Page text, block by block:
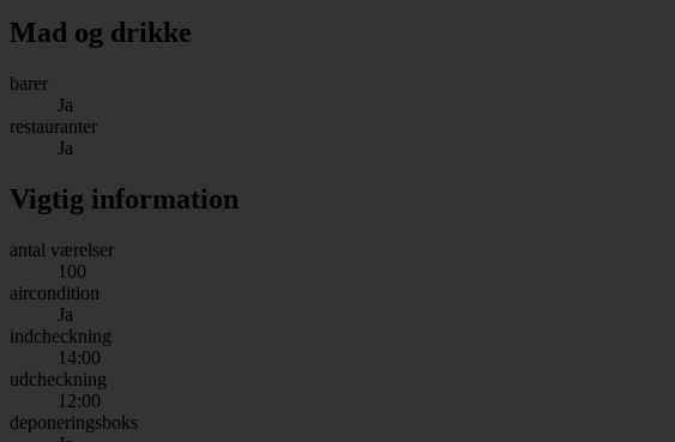
Mad og drikke
barer
Ja
restauranter
Ja
Vigtig information
antal værelser
100
aircondition
Ja
indcheckning
14:00
udcheckning
12:00
deponeringsboks